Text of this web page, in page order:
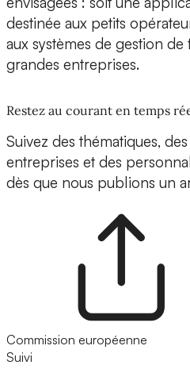
destinée aux petits
aux systèmes de gestion
grandes entreprises.
Restez au courant en temps
Suivez des thématiques,
entreprises et des
dès que nous publions un
Commission européenne
Suivi